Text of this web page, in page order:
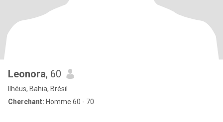
Leonora, 60
Ilhéus, Bahia, Brésil
Cherchant: Homme 60 - 70